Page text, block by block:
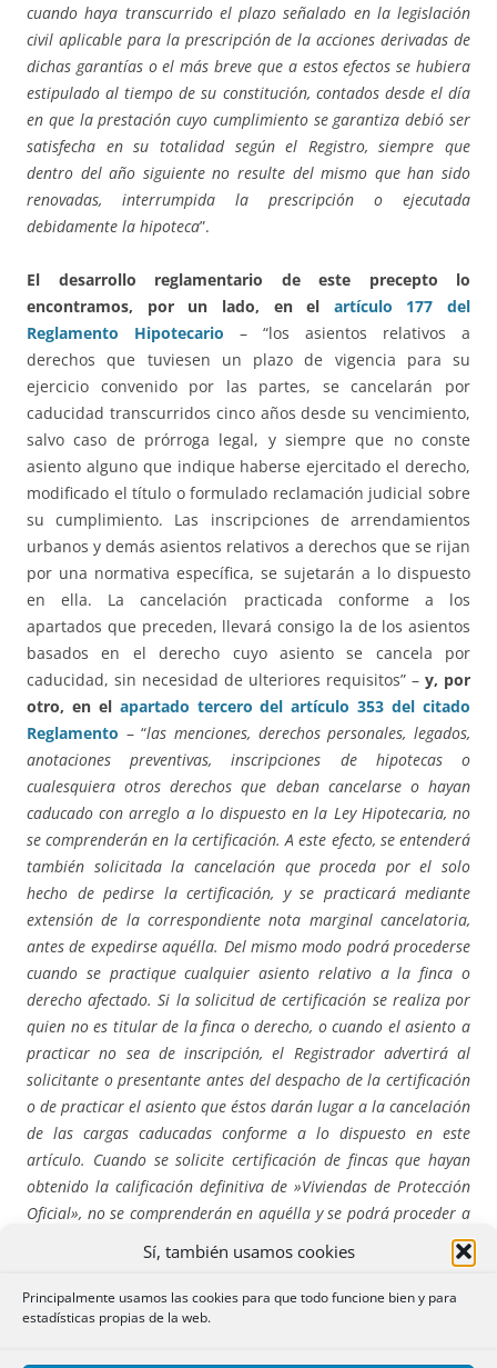
Sí, también usamos cookies
Principalmente usamos las cookies para que todo funcione bien y para
estadísticas propias de la web.
cuando haya transcurrido el plazo señalado en la legislación
civil aplicable para la prescripción de la acciones derivadas de
dichas garantías o el más breve que a estos efectos se hubiera
estipulado al tiempo de su constitución, contados desde el día
en que la prestación cuyo cumplimiento se garantiza debió ser
satisfecha en su totalidad según el Registro, siempre que
dentro del año siguiente no resulte del mismo que han sido
renovadas, interrumpida la prescripción o ejecutada
debidamente la hipoteca”.
El desarrollo reglamentario de este precepto lo
encontramos, por un lado, en el artículo 177 del
Reglamento Hipotecario – “los asientos relativos a
derechos que tuviesen un plazo de vigencia para su
ejercicio convenido por las partes, se cancelarán por
caducidad transcurridos cinco años desde su vencimiento,
salvo caso de prórroga legal, y siempre que no conste
asiento alguno que indique haberse ejercitado el derecho,
modificado el título o formulado reclamación judicial sobre
su cumplimiento. Las inscripciones de arrendamientos
urbanos y demás asientos relativos a derechos que se rijan
por una normativa específica, se sujetarán a lo dispuesto
en ella. La cancelación practicada conforme a los
apartados que preceden, llevará consigo la de los asientos
basados en el derecho cuyo asiento se cancela por
caducidad, sin necesidad de ulteriores requisitos” – y, por
otro, en el apartado tercero del artículo 353 del citado
Reglamento – “las menciones, derechos personales, legados,
anotaciones preventivas, inscripciones de hipotecas o
cualesquiera otros derechos que deban cancelarse o hayan
caducado con arreglo a lo dispuesto en la Ley Hipotecaria, no
se comprenderán en la certificación. A este efecto, se entenderá
también solicitada la cancelación que proceda por el solo
hecho de pedirse la certificación, y se practicará mediante
extensión de la correspondiente nota marginal cancelatoria,
antes de expedirse aquélla. Del mismo modo podrá procederse
cuando se practique cualquier asiento relativo a la finca o
derecho afectado. Si la solicitud de certificación se realiza por
quien no es titular de la finca o derecho, o cuando el asiento a
practicar no sea de inscripción, el Registrador advertirá al
solicitante o presentante antes del despacho de la certificación
o de practicar el asiento que éstos darán lugar a la cancelación
de las cargas caducadas conforme a lo dispuesto en este
artículo. Cuando se solicite certificación de fincas que hayan
obtenido la calificación definitiva de »Viviendas de Protección
Oficial», no se comprenderán en aquélla y se podrá proceder a
su cancelación en la forma prevenida en el párrafo anterior,
las afecciones que, por este concepto sean anteriores a la nota
marginal por la que se haya hecho constar en el Registro dicha
calificación definitiva. Aun no constando dicha calificación,